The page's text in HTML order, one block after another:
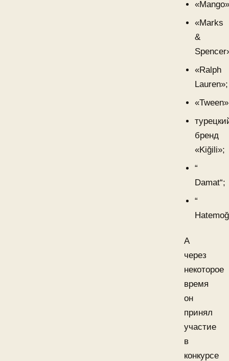
«Marks
&
«Ralph
Lauren»;
бренд
«Kiğili»;
“
Damat“;
“
А
через
некоторое
время
он
принял
участие
в
конкурсе